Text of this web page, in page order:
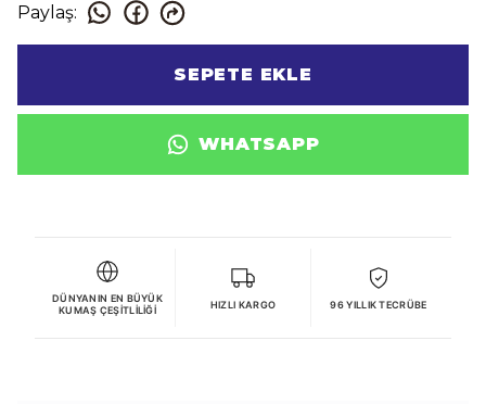
Paylaş:
SEPETE EKLE
WHATSAPP
DÜNYANIN EN BÜYÜK
KUMAŞ ÇEŞITLILIĞI
HIZLI KARGO 96 YILLIK TECRÜBE